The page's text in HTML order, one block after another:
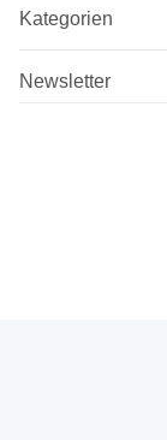
Kategorien
Newsletter